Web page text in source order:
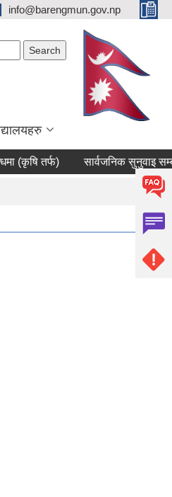
info@barengmun.gov.np
तर्फ) सार्वजनिक सुनुवाइ सम्बन्धी